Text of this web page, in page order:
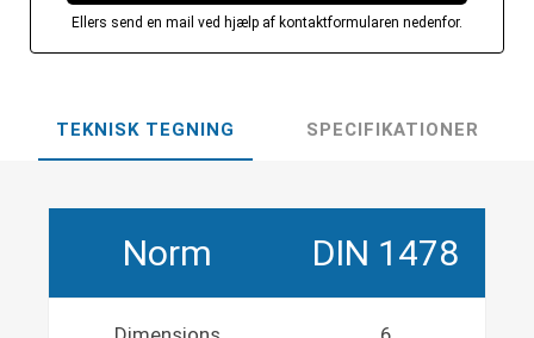
Ellers send en mail ved hjælp af kontaktformularen nedenfor.
TEKNISK TEGNING SPECIFIKATIONER
Norm DIN 1478